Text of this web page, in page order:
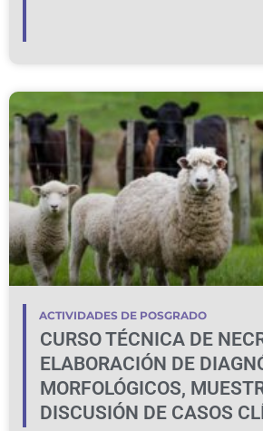
ACTIVIDADES DE POSGRADO
CURSO TÉCNICA DE
ELABORACIÓN DE
MORFOLÓGICOS,
DISCUSIÓN DE CASOS